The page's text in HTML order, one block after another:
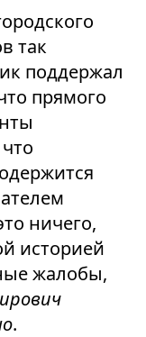
так
поддержал
прямого
ничего,
историей
жалобы,
.